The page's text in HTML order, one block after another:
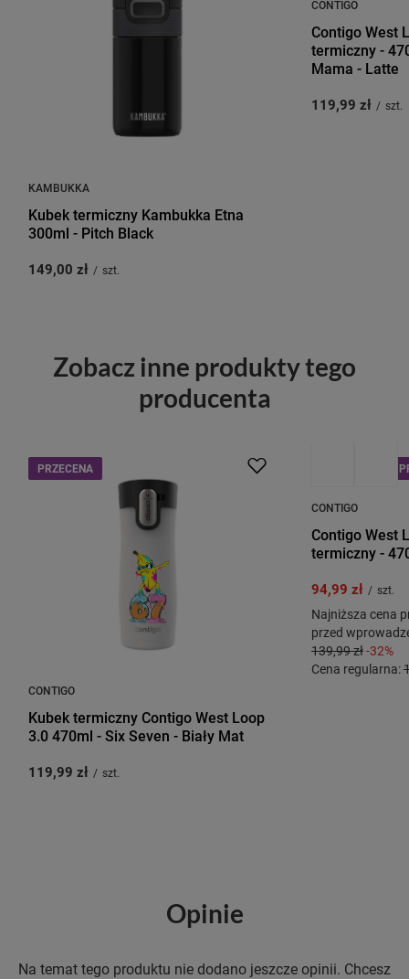
KAMBUKKA
Kubek termiczny Kambukka Etna
300ml - Pitch Black
149,00 zł / szt.
CONTIGO
Contigo West
termiczny -
Mama - Latte
119,99 zł / szt.
Zobacz inne produkty tego
producenta
PRZECENA
CONTIGO
Kubek termiczny Contigo West Loop
3.0 470ml - Six Seven - Biały Mat
119,99 zł / szt.
CONTIGO
Contigo West
termiczny -
94,99 zł / szt.
Najniższa cena
przed
139,99 zł-32%
Cena regularna:
Opinie
Na temat tego produktu nie dodano jeszcze opinii. Chcesz